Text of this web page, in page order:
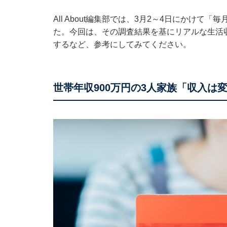
All About編集部では、3月2～4日にかけて「毎
た。今回は、その調査結果を基にリアルな生
するなど、参考にしてみてください。
世帯年収900万円の3人家族「収入は